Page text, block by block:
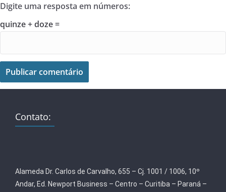
Digite uma resposta em números:
quinze + doze =
Contato:
Alameda Dr. Carlos de Carvalho, 655 – Cj. 1001 / 1006, 10º
Andar, Ed. Newport Business – Centro – Curitiba – Paraná –